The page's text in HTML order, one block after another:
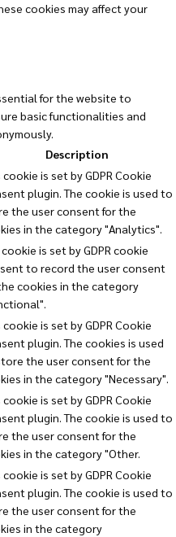
cookies may affect your
for the website to
basic functionalities and
Description
cookie is set by GDPR Cookie
plugin. The cookie is used to
the user consent for the
in the category "Analytics".
is set by GDPR cookie
to record the user consent
cookies in the category
cookie is set by GDPR Cookie
plugin. The cookies is used
the user consent for the
in the category "Necessary".
cookie is set by GDPR Cookie
plugin. The cookie is used to
the user consent for the
in the category "Other.
cookie is set by GDPR Cookie
plugin. The cookie is used to
the user consent for the
in the category